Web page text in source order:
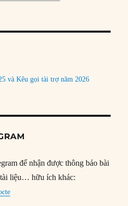
và Kêu gọi tài trợ năm 2026
để nhận được thông báo bài
liệu… hữu ích khác: